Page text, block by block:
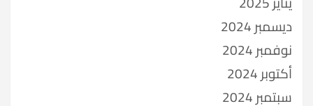
ديسمبر 2024
نوفمبر 2024
أكتوبر 2024
سبتمبر 2024